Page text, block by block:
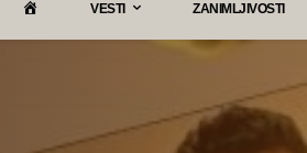
VESTI ZANIMLJIVOSTI